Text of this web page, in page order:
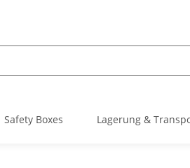
Safety Boxes Lagerung &